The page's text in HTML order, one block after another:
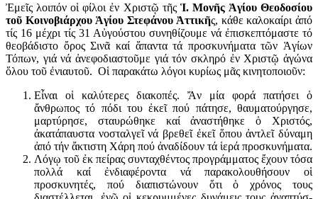
Ἐμεῖς λοιπόν οἱ φίλοι ἐν Χριστῷ τῆς Ἱ. Μονῆς Ἁγίου Θεοδοσίου
τοῦ Κοινοβιάρχου Ἁγίου Στεφάνου Ἀττικῆς, κάθε καλοκαίρι ἀπό
τίς 16 μέχρι τίς 31 Αὐγούστου συνηθίζουμε νά ἐπισκεπτόμαστε τό
θεοβάδιστο ὄρος Σινᾶ καί ἅπαντα τά προσκυνήματα τῶν Ἁγίων
Τόπων, γιά νά ἀνεφοδιαστοῦμε γιά τόν σκληρό ἐν Χριστῷ ἀγώνα
ὅλου τοῦ ἐνιαυτοῦ. Οἱ παρακάτω λόγοι κυρίως μᾶς κινητοποιοῦν:
Εἶναι οἱ καλύτερες διακοπές. Ἄν μία φορά πατήσει ὁ
ἄνθρωπος τό πόδι του ἐκεῖ πού πάτησε, θαυματούργησε,
μαρτύρησε, σταυρώθηκε καί ἀναστήθηκε ὁ Χριστός,
ἀκατάπαυστα νοσταλγεῖ νά βρεθεῖ ἐκεῖ ὅπου ἀντλεῖ δύναμη
ἀπό τήν ἄκτιστη Χάρη πού ἀναδίδουν τά ἱερά προσκυνή­ματα.
Λόγῳ τοῦ ἐκ πείρας συνταχθέντος προγράμματος ἔχουν τόσα
πολλά καί ἐνδιαφέροντα νά παρακολουθήσουν οἱ
προσκυνητές, πού διαπιστώ­νουν ὅτι ὁ χρόνος τους